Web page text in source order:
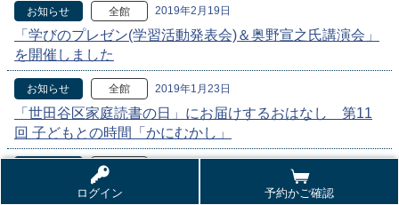
ログイン 予約かご確認
お知らせ 全館 2019年2月19日
「学びのプレゼン(学習活動発表会)＆奥野宣之氏講演会」
を開催しました
お知らせ 全館 2019年1月23日
「世田谷区家庭読書の日」にお届けするおはなし 第11
回 子どもとの時間「かにむかし」
全館
「世田谷区家庭読書の日」にお届けするおはなし 第10